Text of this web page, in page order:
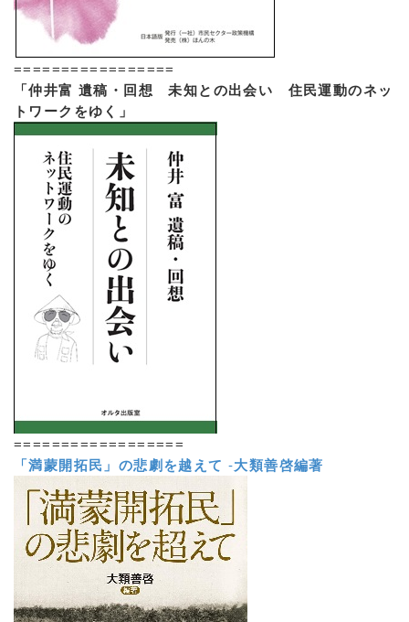
=================
「仲井富 遺稿・回想 未知との出会い 住民運動のネッ
トワークをゆく」
==================
「満蒙開拓民」の悲劇を越えて -大類善啓編著